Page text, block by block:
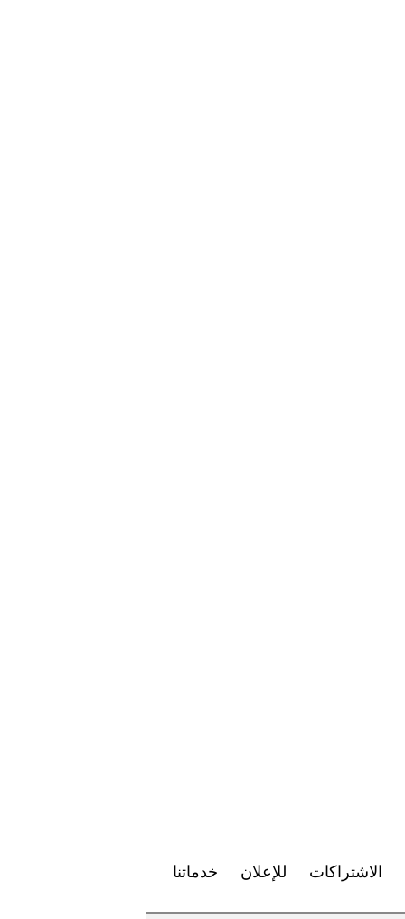
الاشتراكات للإعلان خدماتنا